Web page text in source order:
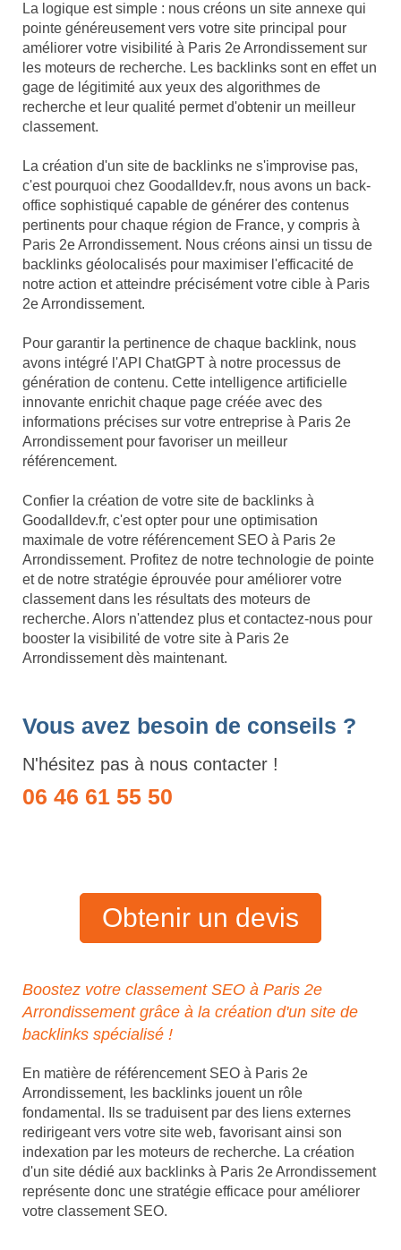
La logique est simple : nous créons un site annexe qui
pointe généreusement vers votre site principal pour
améliorer votre visibilité à Paris 2e Arrondissement sur
les moteurs de recherche. Les backlinks sont en effet un
gage de légitimité aux yeux des algorithmes de
recherche et leur qualité permet d'obtenir un meilleur
classement.
La création d'un site de backlinks ne s'improvise pas,
c'est pourquoi chez Goodalldev.fr, nous avons un back-
office sophistiqué capable de générer des contenus
pertinents pour chaque région de France, y compris à
Paris 2e Arrondissement. Nous créons ainsi un tissu de
backlinks géolocalisés pour maximiser l'efficacité de
notre action et atteindre précisément votre cible à Paris
2e Arrondissement.
Pour garantir la pertinence de chaque backlink, nous
avons intégré l'API ChatGPT à notre processus de
génération de contenu. Cette intelligence artificielle
innovante enrichit chaque page créée avec des
informations précises sur votre entreprise à Paris 2e
Arrondissement pour favoriser un meilleur
référencement.
Confier la création de votre site de backlinks à
Goodalldev.fr, c'est opter pour une optimisation
maximale de votre référencement SEO à Paris 2e
Arrondissement. Profitez de notre technologie de pointe
et de notre stratégie éprouvée pour améliorer votre
classement dans les résultats des moteurs de
recherche. Alors n'attendez plus et contactez-nous pour
booster la visibilité de votre site à Paris 2e
Arrondissement dès maintenant.
Vous avez besoin de conseils ?
N'hésitez pas à nous contacter !
06 46 61 55 50
Obtenir un devis
Boostez votre classement SEO à Paris 2e
Arrondissement grâce à la création d'un site de
backlinks spécialisé !
En matière de référencement SEO à Paris 2e
Arrondissement, les backlinks jouent un rôle
fondamental. Ils se traduisent par des liens externes
redirigeant vers votre site web, favorisant ainsi son
indexation par les moteurs de recherche. La création
d'un site dédié aux backlinks à Paris 2e Arrondissement
représente donc une stratégie efficace pour améliorer
votre classement SEO.